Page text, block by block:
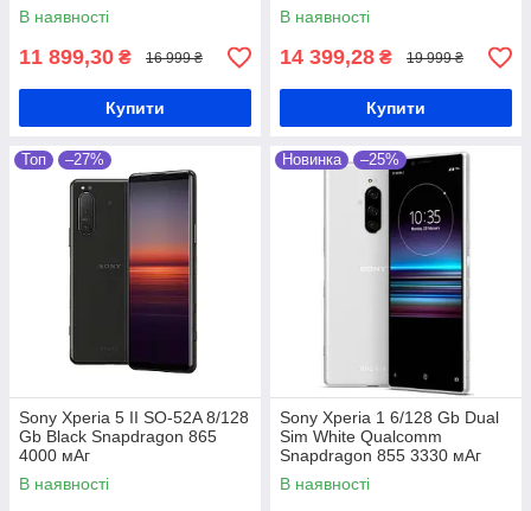
В наявності
11 899,30 ₴ 16 999 ₴
Купити
В наявності
14 399,28 ₴ 19 999 ₴
Купити
Топ –27%
Sony Xperia 5 II SO-52A 8/128
Gb Black Snapdragon 865
4000 мАг
В наявності
Новинка –25%
Sony Xperia 1 6/128 Gb Dual
Sim White Qualcomm
Snapdragon 855 3330 мАг
В наявності